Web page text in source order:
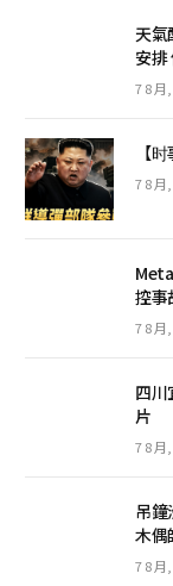
天
安排
7 8 月
【
7 8 月
控事
7 8 月
四川
片
7 8 月
吊鐘
木偶
7 8 月